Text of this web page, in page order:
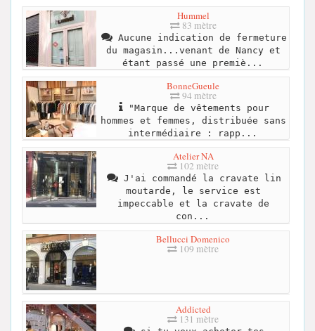
Hummel
83 mètre
Aucune indication de fermeture
du magasin...venant de Nancy et
étant passé une premiè...
BonneGueule
94 mètre
"Marque de vêtements pour
hommes et femmes, distribuée sans
intermédiaire : rapp...
Atelier NA
102 mètre
J'ai commandé la cravate lin
moutarde, le service est
impeccable et la cravate de
con...
Bellucci Domenico
109 mètre
Addicted
131 mètre